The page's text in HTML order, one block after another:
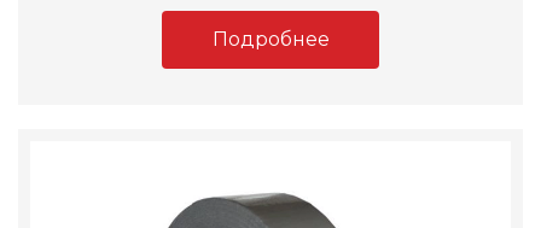
Подробнее